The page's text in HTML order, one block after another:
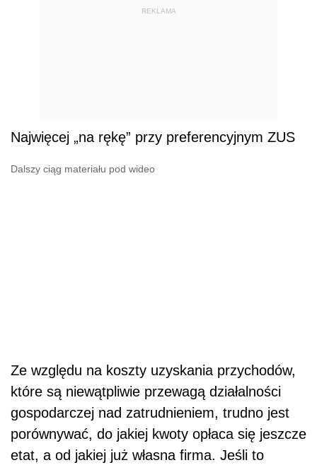
REKLAMA
Najwięcej „na rękę” przy preferencyjnym ZUS
Dalszy ciąg materiału pod wideo
Ze względu na koszty uzyskania przychodów,
które są niewątpliwie przewagą działalności
gospodarczej nad zatrudnieniem, trudno jest
porównywać, do jakiej kwoty opłaca się jeszcze
etat, a od jakiej już własna firma. Jeśli to